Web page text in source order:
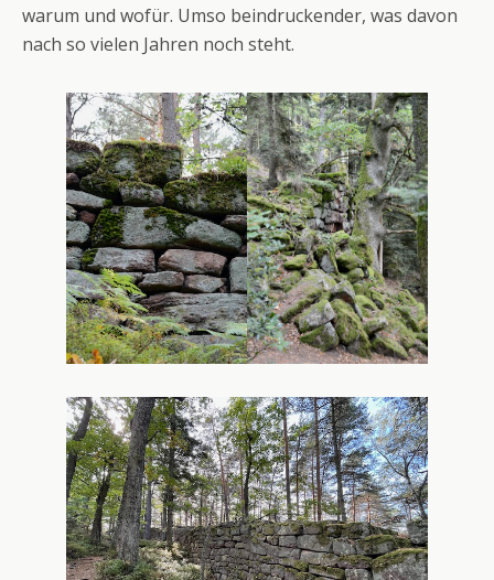
warum und wofür. Umso beindruckender, was davon
nach so vielen Jahren noch steht.